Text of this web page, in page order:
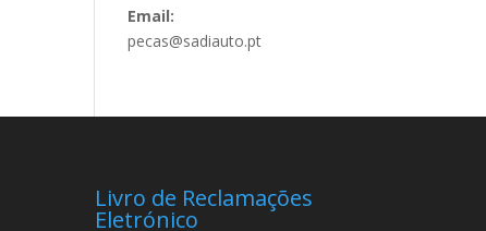
Email:
pecas@sadiauto.pt
Livro de Reclamações
Eletrónico